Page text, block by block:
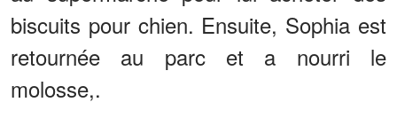
biscuits pour chien. Ensuite, Sophia est
retournée au parc et a nourri le
molosse,.